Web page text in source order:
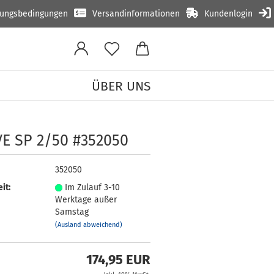
Kundenlogin
Versandinformationen
ÜBER UNS
SP 2/50 #352050
352050
Im Zulauf 3-10
Werktage außer
Samstag
(Ausland abweichend)
174,95 EUR